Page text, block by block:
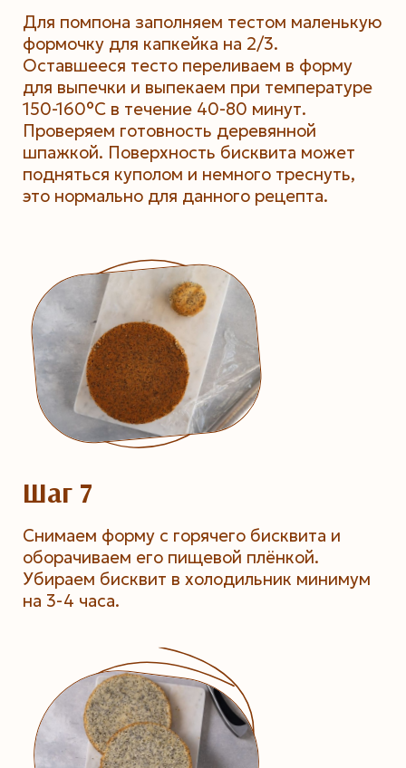
Для помпона заполняем тестом маленькую
формочку для капкейка на 2/3.
Оставшееся тесто переливаем в форму
для выпечки и выпекаем при температуре
150-160°С в течение 40-80 минут.
Проверяем готовность деревянной
шпажкой. Поверхность бисквита может
подняться куполом и немного треснуть,
это нормально для данного рецепта.
Шаг 7
Снимаем форму с горячего бисквита и
оборачиваем его пищевой плёнкой.
Убираем бисквит в холодильник минимум
на 3-4 часа.